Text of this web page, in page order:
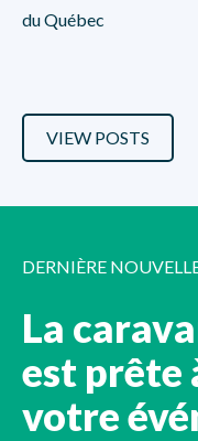
du Québec
VIEW POSTS
DERNIÈRE
La
est prête
votre